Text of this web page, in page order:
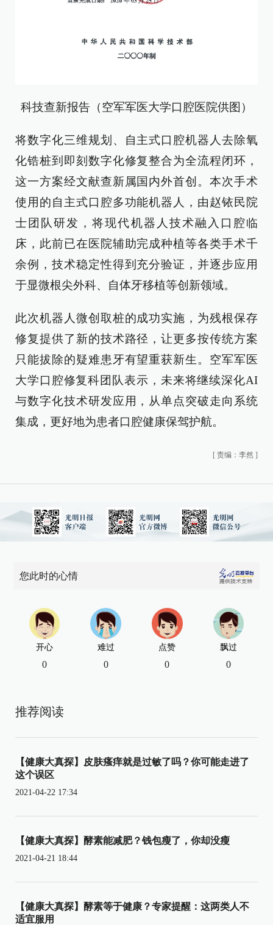
科技查新报告（空军军医大学口腔医院供图）
将数字化三维规划、自主式口腔机器人去除氧
化锆桩到即刻数字化修复整合为全流程闭环，
这一方案经文献查新属国内外首创。本次手术
使用的自主式口腔多功能机器人，由赵铱民院
士团队研发，将现代机器人技术融入口腔临
床，此前已在医院辅助完成种植等各类手术千
余例，技术稳定性得到充分验证，并逐步应用
于显微根尖外科、自体牙移植等创新领域。
此次机器人微创取桩的成功实施，为残根保存
修复提供了新的技术路径，让更多按传统方案
只能拔除的疑难患牙有望重获新生。空军军医
大学口腔修复科团队表示，未来将继续深化AI
与数字化技术研发应用，从单点突破走向系统
集成，更好地为患者口腔健康保驾护航。
[ 责编：李然 ]
您此时的心情
开心
0
难过
0
点赞
0
飘过
0
推荐阅读
【健康大真探】皮肤瘙痒就是过敏了吗？你可能走进了
这个误区
2021-04-22 17:34
【健康大真探】酵素能减肥？钱包瘦了，你却没瘦
2021-04-21 18:44
【健康大真探】酵素等于健康？专家提醒：这两类人不
适宜服用